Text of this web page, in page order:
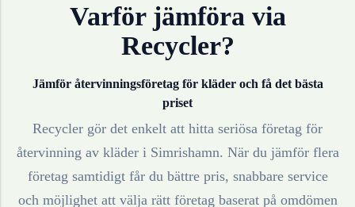
Varför jämföra via
Recycler?
Jämför återvinningsföretag för kläderoch få det bästa
priset
Recycler gör det enkelt att hitta seriösa företag för
återvinning av kläderi Simrishamn. När du jämför flera
företag samtidigt får du bättre pris, snabbare service
och möjlighet att välja rätt företag baserat på omdömen